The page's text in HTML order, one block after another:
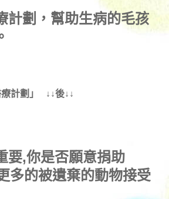
計劃 ，幫助生病的毛孩
計劃」 ↓↓後↓↓
要,你是否願意捐助
多的被遺棄的動物接受